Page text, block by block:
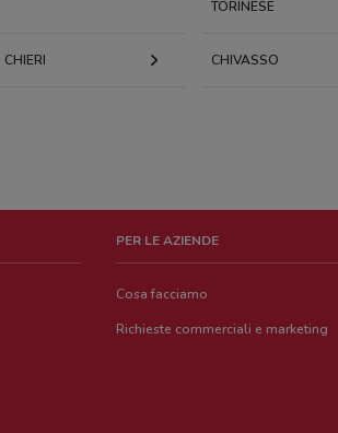
TORINESE
CHIERI CHIVASSO
PER LE AZIENDE
Cosa facciamo
Richieste commerciali e marketing